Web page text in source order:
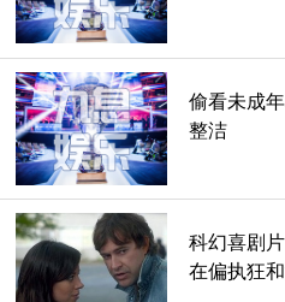
凯瑟琳·基纳(Catherine Keener)
曼哈顿的一名律师，这么多年
坚持不喝酒不抽烟——或许这是
她很快就被裘德(杰弗里·迪恩·
一位家具制造商和吉他手，与
人意。与此同时，女儿佐伊与科
连，尽管她是素食主义者，而
塔拉(玛丽莎·奥唐纳饰)，一个
偷看未成
整洁
科幻喜剧
在偏执狂